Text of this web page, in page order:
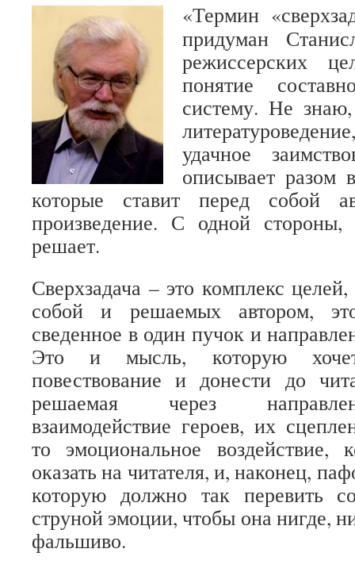
«Термин
придуман
режиссерских
понятие
систему. Не
удачное
описывает разом
которые ставит перед собой
произведение. С одной
решает.
Сверхзадача – это комплекс
собой и решаемых автором,
сведенное в один пучок и
Это и мысль, которую
повествование и донести до
решаемая через
взаимодействие героев, их
то эмоциональное воздействие,
оказать на читателя, и, наконец,
которую должно так перевить
струной эмоции, чтобы она нигде,
фальшиво.